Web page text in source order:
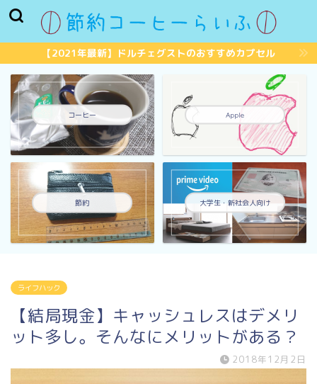
【2021年最新】ドルチェグストのおすすめカプセル
コーヒー Apple
節約 大学生・新社会人向け
ライフハック
【結局現金】キャッシュレスはデメリ
ット多し。そんなにメリットがある？
2018年12月2日